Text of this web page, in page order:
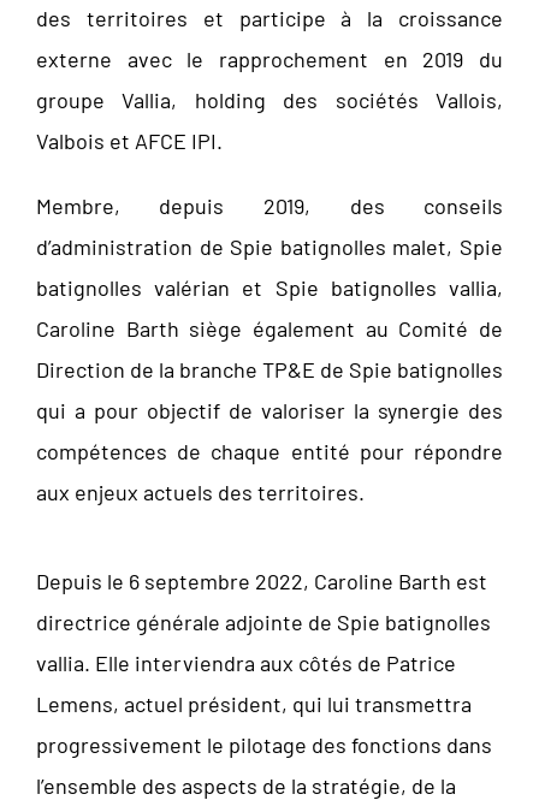
des territoires et participe à la croissance
externe avec le rapprochement en 2019 du
groupe Vallia, holding des sociétés Vallois,
Valbois et AFCE IPI.
Membre, depuis 2019, des conseils
d’administration de Spie batignolles malet, Spie
batignolles valérian et Spie batignolles vallia,
Caroline Barth siège également au Comité de
Direction de la branche TP&E de Spie batignolles
qui a pour objectif de valoriser la synergie des
compétences de chaque entité pour répondre
aux enjeux actuels des territoires.
Depuis le 6 septembre 2022, Caroline Barth est
directrice générale adjointe de Spie batignolles
vallia. Elle interviendra aux côtés de Patrice
Lemens, actuel président, qui lui transmettra
progressivement le pilotage des fonctions dans
l’ensemble des aspects de la stratégie, de la